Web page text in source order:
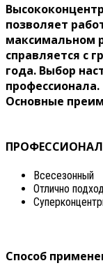
позволяет
максимальном
справляется с
года. Выбор
профессионала.
Основные
Всесезонный
Отлично
Способ